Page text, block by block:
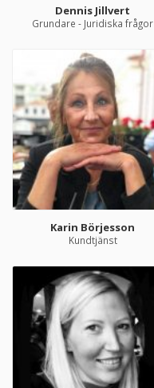
Dennis Jillvert
Grundare - Juridiska frågor
Karin Börjesson
Kundtjänst